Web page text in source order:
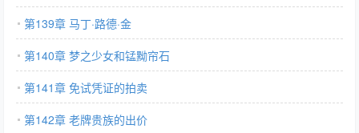
第139章 马丁·路德·金
第140章 梦之少女和锰黝帘石
第141章 免试凭证的拍卖
第142章 老牌贵族的出价